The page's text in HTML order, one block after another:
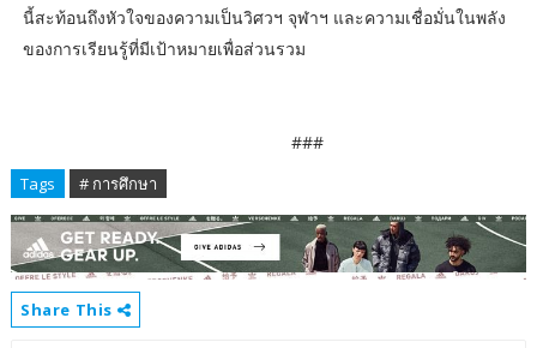
นี้สะท้อนถึงหัวใจของความเป็นวิศวฯ จุฬาฯ และความเชื่อมั่นในพลัง
ของการเรียนรู้ที่มีเป้าหมายเพื่อส่วนรวม
###
Tags # การศึกษา
Share This